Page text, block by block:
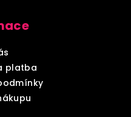
platba